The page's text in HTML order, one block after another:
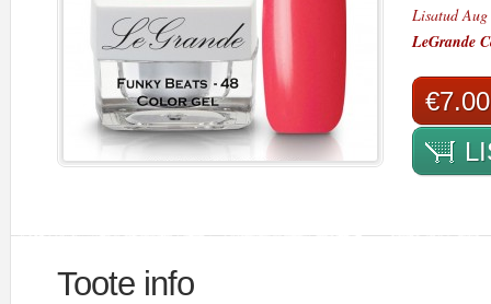
Lisatud
LeGrande
€7.00
Toote info